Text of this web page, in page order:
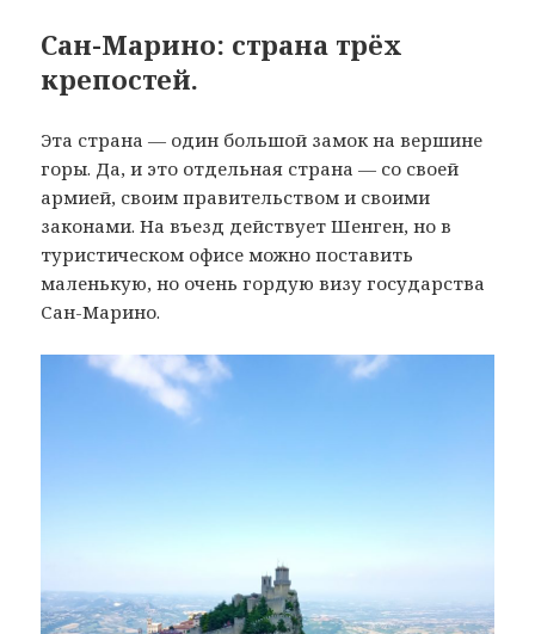
Сан-Марино: страна трёх
крепостей.
Эта страна — один большой замок на вершине
горы. Да, и это отдельная страна — со своей
армией, своим правительством и своими
законами. На въезд действует Шенген, но в
туристическом офисе можно поставить
маленькую, но очень гордую визу государства
Сан-Марино.